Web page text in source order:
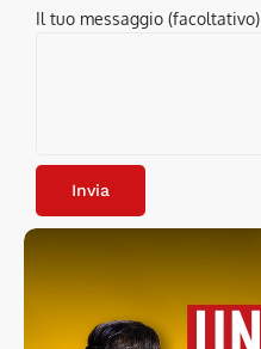
Il tuo messaggio (facoltativo)